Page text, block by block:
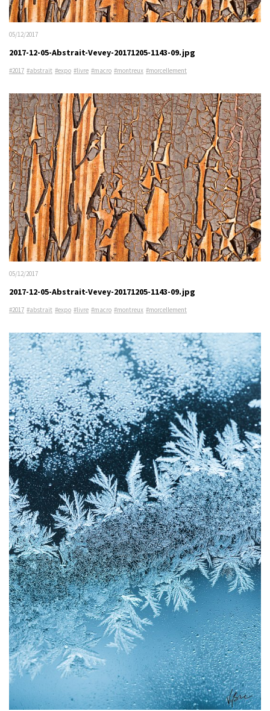
05/12/2017
2017-12-05-Abstrait-Vevey-20171205-1143-09.jpg
#2017 #abstrait #expo #livre #macro #montreux #morcellement
05/12/2017
2017-12-05-Abstrait-Vevey-20171205-1143-09.jpg
#2017 #abstrait #expo #livre #macro #montreux #morcellement